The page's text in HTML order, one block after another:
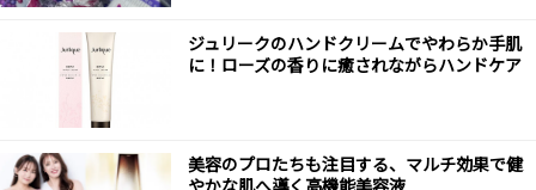
ジュリークのハンドクリームでやわらか手肌
に！ローズの香りに癒されながらハンドケア
美容のプロたちも注目する、マルチ効果で健
やかな肌へ導く高機能美容液